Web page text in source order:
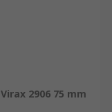
2906 75 mm